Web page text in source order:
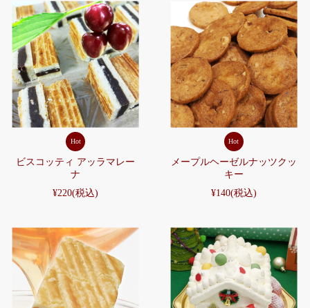
Hot
ビスコッティ アッラマレー
ナ
¥220(税込)
Hot
メープルヘーゼルナッツクッ
キー
¥140(税込)